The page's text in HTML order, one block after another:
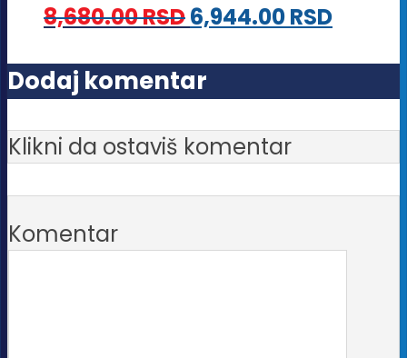
mogu
biti
izabrane
na
stranici
proizvoda.
8,680.00RSD6,944.00RSD
Dodaj komentar
Klikni da ostaviš komentar
Komentar